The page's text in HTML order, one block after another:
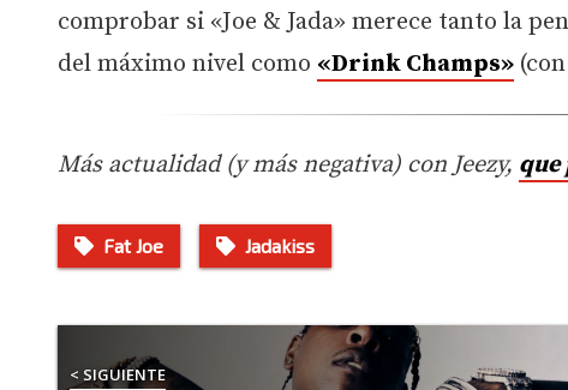
comprobar si «Joe & Jada» merece tanto la
del máximo nivel como «Drink Champs»
Más actualidad (y más negativa) con Jeezy, que
Fat Joe Jadakiss
< SIGUIENTE